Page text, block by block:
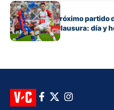
Fútbol
Cuándo es el próximo partido
por el Torneo Clausura: día y